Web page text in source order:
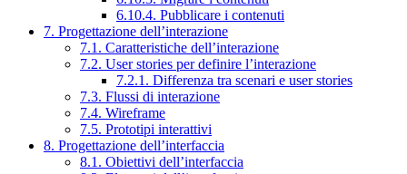
6.10.4. Pubblicare i contenuti
7. Progettazione dell’interazione
7.1. Caratteristiche dell’interazione
7.2. User stories per definire l’interazione
7.2.1. Differenza tra scenari e user stories
7.3. Flussi di interazione
7.4. Wireframe
7.5. Prototipi interattivi
8. Progettazione dell’interfaccia
8.1. Obiettivi dell’interfaccia